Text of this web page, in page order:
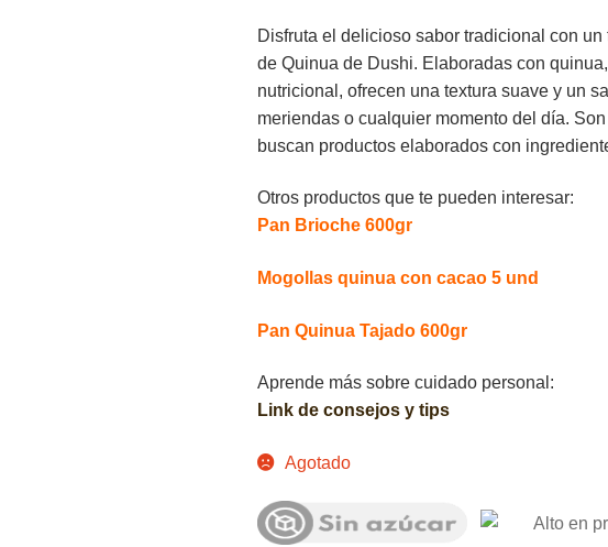
Disfruta el delicioso sabor tradicional con
de Quinua de Dushi. Elaboradas con
nutricional, ofrecen una textura suave y un
meriendas o cualquier momento del día.
buscan productos elaborados con
Otros productos que te pueden interesar:
Pan Brioche 600gr
Mogollas quinua con cacao 5 und
Pan Quinua Tajado 600gr
Aprende más sobre cuidado personal:
Link de consejos y tips
Agotado